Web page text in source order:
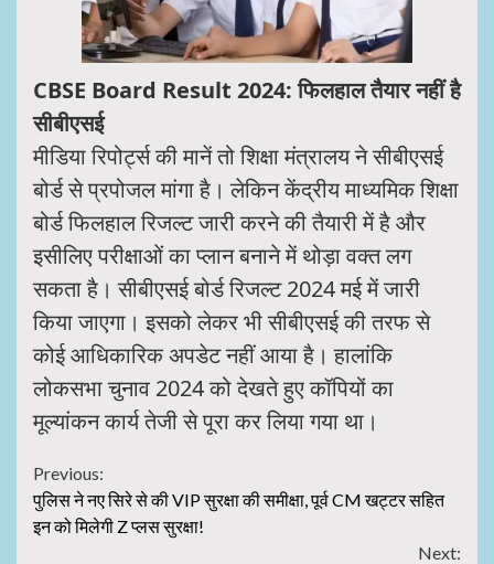
CBSE Board Result 2024: फिलहाल तैयार नहीं है
सीबीएसई
मीडिया रिपोर्ट्स की मानें तो शिक्षा मंत्रालय ने सीबीएसई
बोर्ड से प्रपोजल मांगा है। लेकिन केंद्रीय माध्यमिक शिक्षा
बोर्ड फिलहाल रिजल्ट जारी करने की तैयारी में है और
इसीलिए परीक्षाओं का प्लान बनाने में थोड़ा वक्त लग
सकता है। सीबीएसई बोर्ड रिजल्ट 2024 मई में जारी
किया जाएगा। इसको लेकर भी सीबीएसई की तरफ से
कोई आधिकारिक अपडेट नहीं आया है। हालांकि
लोकसभा चुनाव 2024 को देखते हुए कॉपियों का
मूल्यांकन कार्य तेजी से पूरा कर लिया गया था।
Continue
Reading
Previous:
पुलिस ने नए सिरे से की VIP सुरक्षा की समीक्षा, पूर्व CM खट्टर सहित
इन को मिलेगी Z प्लस सुरक्षा!
Next: